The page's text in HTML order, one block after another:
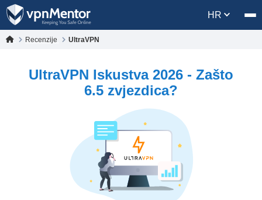
HR
Recenzije UltraVPN
UltraVPN Iskustva 2026 - Zašto
6.5 zvjezdica?